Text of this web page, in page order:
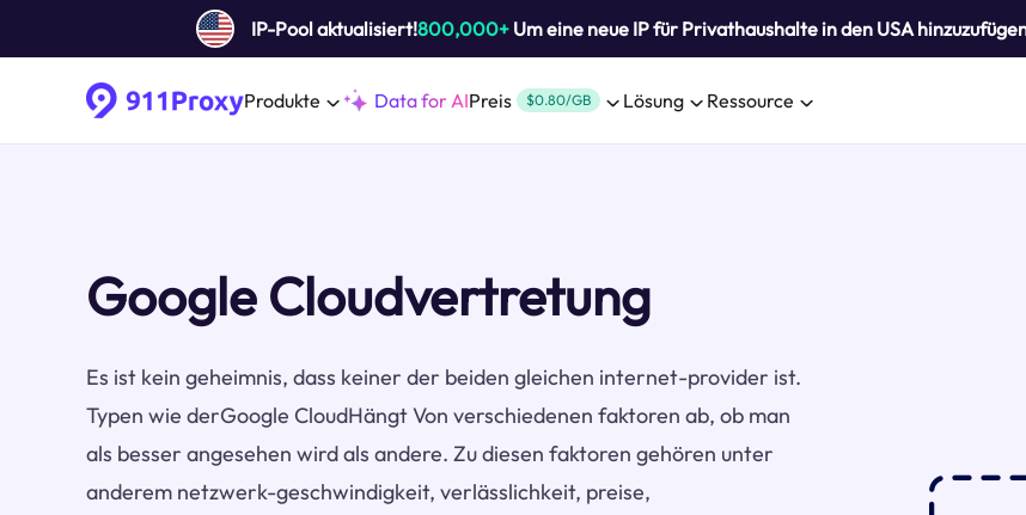
IP-Pool aktualisiert!800,000+Um eine neue IP für Privathaushalte in den USA
Produkte Data for AIPreis $0.80/GB Lösung Ressource
Google Cloudvertretung
Es ist kein geheimnis, dass keiner der beiden gleichen internet-provider ist.
Typen wie derGoogle CloudHängt Von verschiedenen faktoren ab, ob man
als besser angesehen wird als andere. Zu diesen faktoren gehören unter
anderem netzwerk-geschwindigkeit, verlässlichkeit, preise,